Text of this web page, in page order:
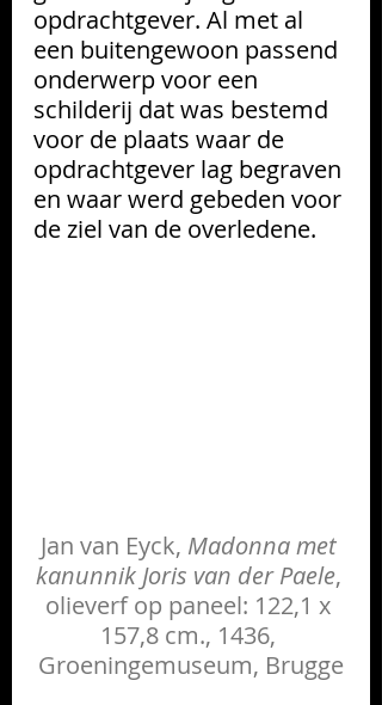
opdrachtgever. Al met al
een buitengewoon passend
onderwerp voor een
schilderij dat was bestemd
voor de plaats waar de
opdrachtgever lag begraven
en waar werd gebeden voor
de ziel van de overledene.
Jan van Eyck, Madonna met
kanunnik Joris van der Paele,
olieverf op paneel: 122,1 x
157,8 cm., 1436,
Groeningemuseum, Brugge